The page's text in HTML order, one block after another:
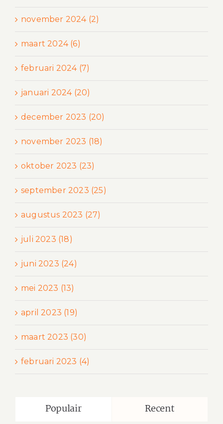
november 2024 (2)
maart 2024 (6)
februari 2024 (7)
januari 2024 (20)
december 2023 (20)
november 2023 (18)
oktober 2023 (23)
september 2023 (25)
augustus 2023 (27)
juli 2023 (18)
juni 2023 (24)
mei 2023 (13)
april 2023 (19)
maart 2023 (30)
februari 2023 (4)
Populair Recent